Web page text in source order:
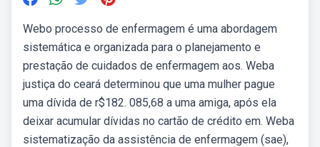
Webo processo de enfermagem é uma abordagem
sistemática e organizada para o planejamento e
prestação de cuidados de enfermagem aos. Weba
justiça do ceará determinou que uma mulher pague
uma dívida de r$182. 085,68 a uma amiga, após ela
deixar acumular dívidas no cartão de crédito em. Weba
sistematização da assistência de enfermagem (sae),